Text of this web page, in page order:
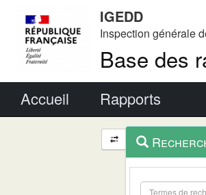
IGEDD
Inspection générale
Base des
Accueil Rapports
Navigation
et
outils
contextuel